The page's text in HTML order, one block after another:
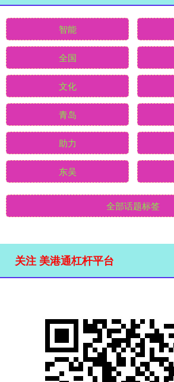
智能
全国
文化
青岛
助力
东吴
全部话题标签
关注 美港通杠杆平台